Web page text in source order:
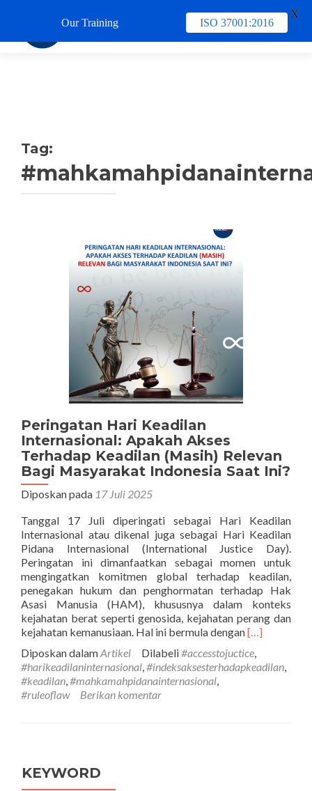
Tag:
Peringatan Hari Keadilan
Internasional: Apakah Akses
Terhadap Keadilan (Masih) Relevan
Bagi Masyarakat Indonesia Saat Ini?
Diposkan pada 17 Juli 2025
Tanggal 17 Juli diperingati sebagai Hari Keadilan
Internasional atau dikenal juga sebagai Hari Keadilan
Pidana Internasional (International Justice Day).
Peringatan ini dimanfaatkan sebagai momen untuk
mengingatkan komitmen global terhadap keadilan,
penegakan hukum dan penghormatan terhadap Hak
Asasi Manusia (HAM), khususnya dalam konteks
kejahatan berat seperti genosida, kejahatan perang dan
kejahatan kemanusiaan. Hal ini bermula denganSelengkapnya
Hari
Keadilan
[…]
Diposkan dalamArtikel Dilabeli#accesstojuctice,
#harikeadilaninternasional,#indeksaksesterhadapkeadilan,
#keadilan,#mahkamahpidanainternasional,
#ruleoflaw
Berikan komentar
KEYWORD
Our Training ISO 37001:2016
X